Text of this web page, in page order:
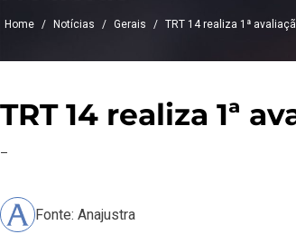
Home / Notícias / Gerais / TRT 14 realiza 1ª
TRT 14 realiza 1ª
–
Fonte: Anajustra